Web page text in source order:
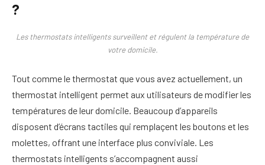
?
Les thermostats intelligents surveillent et régulent la température de
votre domicile.
Tout comme le thermostat que vous avez actuellement, un
thermostat intelligent permet aux utilisateurs de modifier les
températures de leur domicile. Beaucoup d’appareils
disposent d’écrans tactiles qui remplaçent les boutons et les
molettes, offrant une interface plus conviviale. Les
thermostats intelligents s’accompagnent aussi